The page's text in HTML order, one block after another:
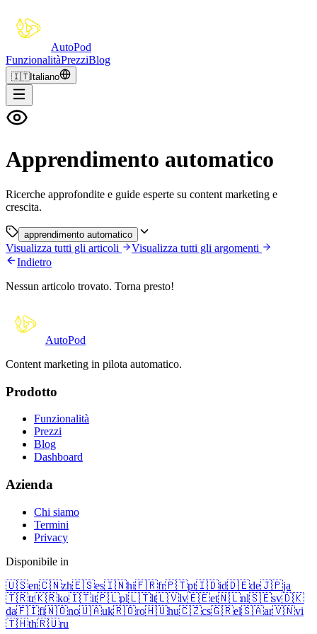
AutoPod
FunzionalitàPrezziBlog
🇮🇹Italiano
Apprendimento automatico
Ricerche approfondite e guide esperte su content marketing e
crescita.
apprendimento automatico
Visualizza tutti gli articoli
Visualizza tutti gli argomenti
Indietro
Nessun articolo trovato. Torna presto!
AutoPod
Content marketing in pilota automatico.
Prodotto
Funzionalità
Prezzi
Blog
Dashboard
Azienda
Chi siamo
Termini
Privacy
Disponibile in
🇺🇸en🇨🇳zh🇪🇸es🇮🇳hi🇫🇷fr🇵🇹pt🇮🇩id🇩🇪de🇯🇵ja
🇹🇷tr🇰🇷ko🇮🇹it🇵🇱pl🇱🇹lt🇱🇻lv🇪🇪et🇳🇱nl🇸🇪sv🇩🇰
da🇫🇮fi🇳🇴no🇺🇦uk🇷🇴ro🇭🇺hu🇨🇿cs🇬🇷el🇸🇦ar🇻🇳vi
🇹🇭th🇷🇺ru